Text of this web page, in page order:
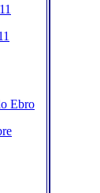
Ebro